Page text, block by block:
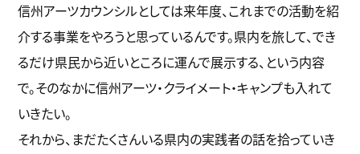
信州アーツカウンシルとしては来年度、これまでの活動を紹
介する事業をやろうと思っているんです。県内を旅して、でき
るだけ県民から近いところに運んで展示する、という内容
で。そのなかに信州アーツ・クライメート・キャンプも入れて
いきたい。
それから、まだたくさんいる県内の実践者の話を拾っていき